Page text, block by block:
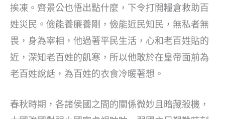
挨凍。齊景公也悟出點什麼，下令打開糧倉救助百
姓災民。儉能養廉養剛，儉能近民知民，無私者無
畏，身為宰相，他過著平民生活，心和老百姓貼的
近，深知老百姓的飢寒，所以他敢於在皇帝面前為
老百姓說話，為百姓的衣食冷暖著想。
春秋時期，各諸侯國之間的關係微妙且暗藏殺機，